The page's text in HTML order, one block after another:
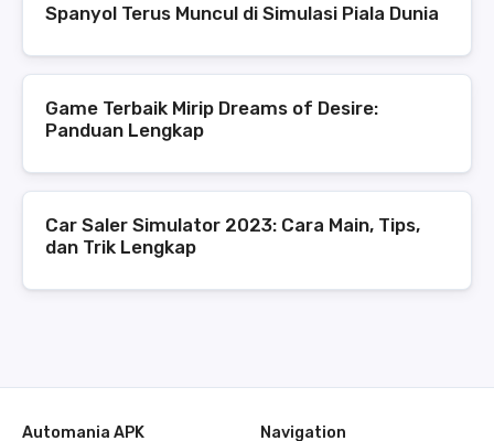
Spanyol Terus Muncul di Simulasi Piala Dunia
Game Terbaik Mirip Dreams of Desire:
Panduan Lengkap
Car Saler Simulator 2023: Cara Main, Tips,
dan Trik Lengkap
Automania APK Navigation